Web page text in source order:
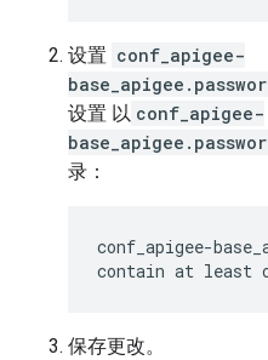
设置 conf_apigee-
设置 以 conf_apigee-
录：
conf_apigee-
contain at least
保存更改。